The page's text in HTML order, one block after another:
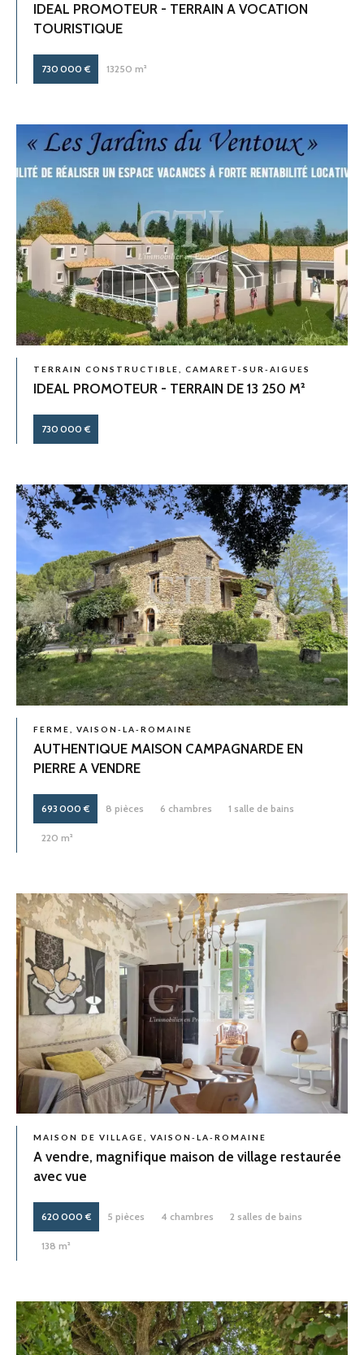
IDEAL PROMOTEUR - TERRAIN A VOCATION
TOURISTIQUE
730 000 € 13250 m²
TERRAIN CONSTRUCTIBLE, CAMARET-SUR-AIGUES
IDEAL PROMOTEUR - TERRAIN DE 13 250 M²
730 000 €
FERME, VAISON-LA-ROMAINE
AUTHENTIQUE MAISON CAMPAGNARDE EN
PIERRE A VENDRE
693 000 € 8 pièces 6 chambres 1 salle de bains
220 m²
MAISON DE VILLAGE, VAISON-LA-ROMAINE
A vendre, magnifique maison de village restaurée
avec vue
620 000 € 5 pièces 4 chambres 2 salles de bains
138 m²